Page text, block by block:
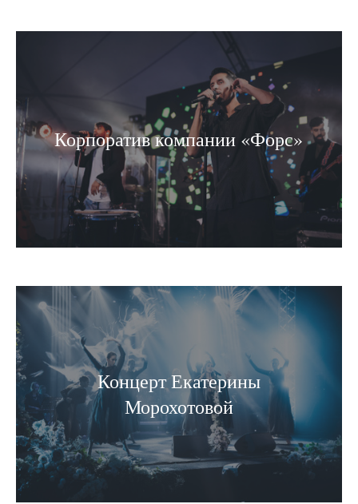
Корпоратив компании «Форс»
Концерт Екатерины
Морохотовой